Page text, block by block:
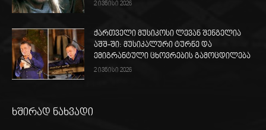
2 ივნისი 2026
ქართველი მუსიკოსი ლევან შენგელია
აშშ-ში: მუსიკალური ტურნე და
ემიგრანტული ცხოვრების გამოცდილება
2 ივნისი 2026
ხშირად ნახვადი